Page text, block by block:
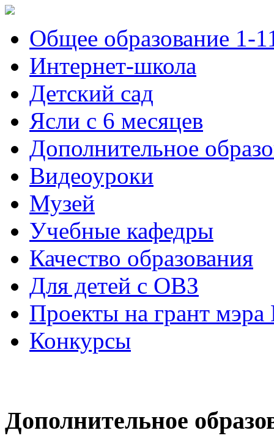
Общее образование 1-
Интернет-школа
Детский сад
Ясли с 6 месяцев
Дополнительное
Видеоуроки
Музей
Учебные кафедры
Качество образования
Для детей с ОВЗ
Проекты на грант
Конкурсы
Дополнительное